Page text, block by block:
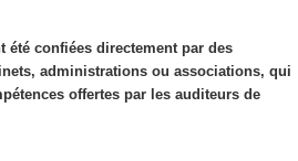
été confiées directement par des
administrations ou associations, qui
offertes par les auditeurs de